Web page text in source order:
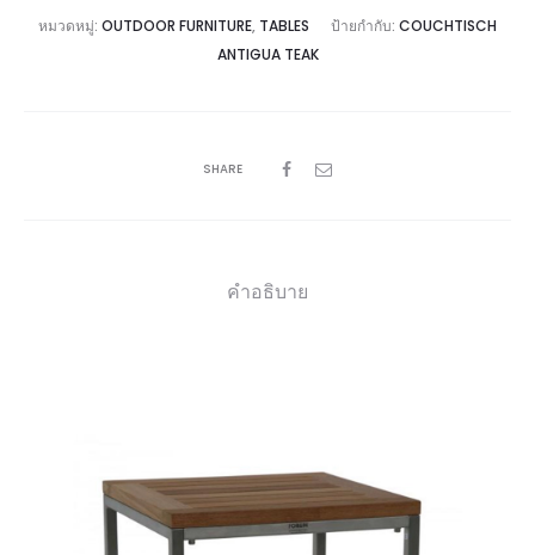
หมวดหมู่: OUTDOOR FURNITURE, TABLES ป้ายกำกับ: COUCHTISCH
ANTIGUA TEAK
SHARE
คำอธิบาย